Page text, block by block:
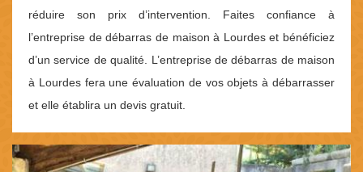
réduire son prix d’intervention. Faites confiance à
l’entreprise de débarras de maison à Lourdes et bénéficiez
d’un service de qualité. L’entreprise de débarras de maison
à Lourdes fera une évaluation de vos objets à débarrasser
et elle établira un devis gratuit.